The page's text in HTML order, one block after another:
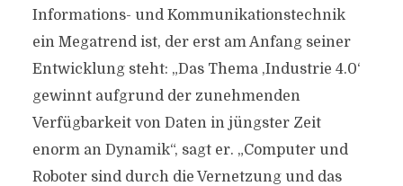
Informations- und Kommunikationstechnik
ein Megatrend ist, der erst am Anfang seiner
Entwicklung steht: „Das Thema ‚Industrie 4.0‘
gewinnt aufgrund der zunehmenden
Verfügbarkeit von Daten in jüngster Zeit
enorm an Dynamik“, sagt er. „Computer und
Roboter sind durch die Vernetzung und das